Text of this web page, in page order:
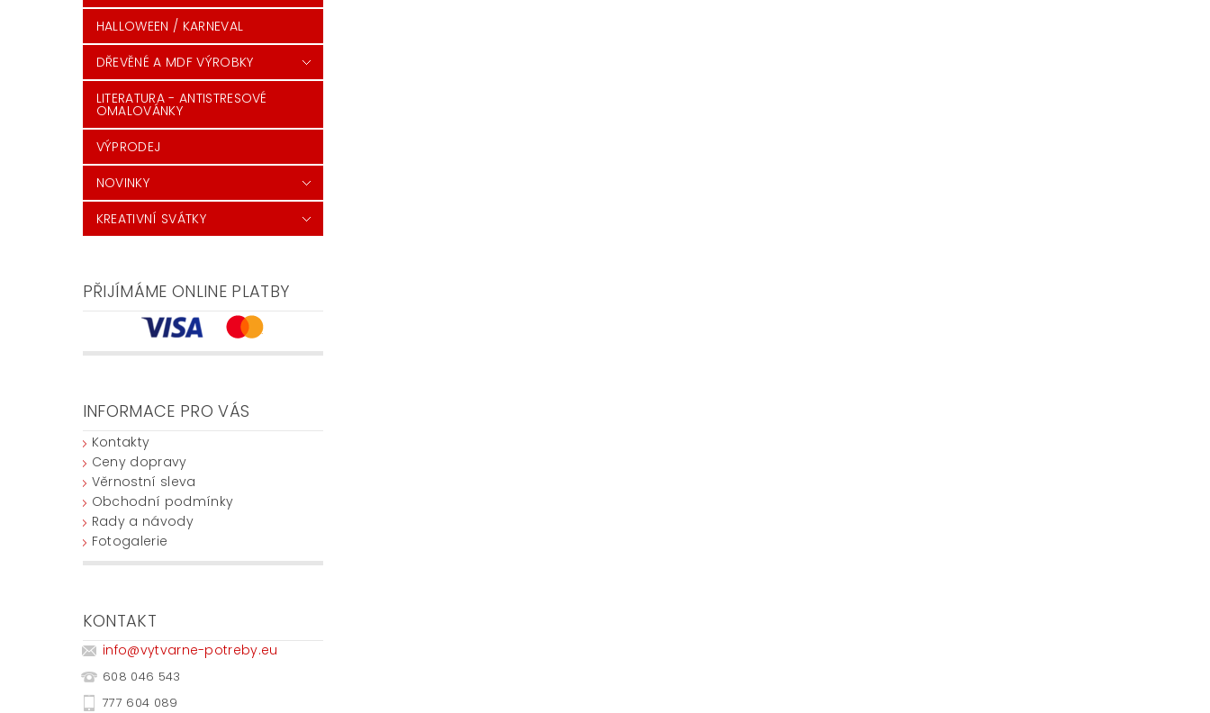
HALLOWEEN / KARNEVAL
DŘEVĚNÉ A MDF VÝROBKY
LITERATURA - ANTISTRESOVÉ
OMALOVÁNKY
VÝPRODEJ
NOVINKY
KREATIVNÍ SVÁTKY
PŘIJÍMÁME ONLINE PLATBY
INFORMACE PRO VÁS
Kontakty
Ceny dopravy
Věrnostní sleva
Obchodní podmínky
Rady a návody
Fotogalerie
KONTAKT
info@vytvarne-potreby.eu
608 046 543
777 604 089